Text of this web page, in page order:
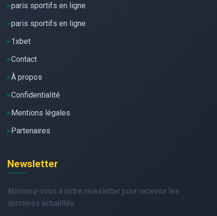
paris sportifs en ligne
paris sportifs en ligne
1xbet
Contact
À propos
Confidentialité
Mentions légales
Partenaires
Newsletter
Abonnez-vous à notre newsletter pour recevoir les
dernières actualités.